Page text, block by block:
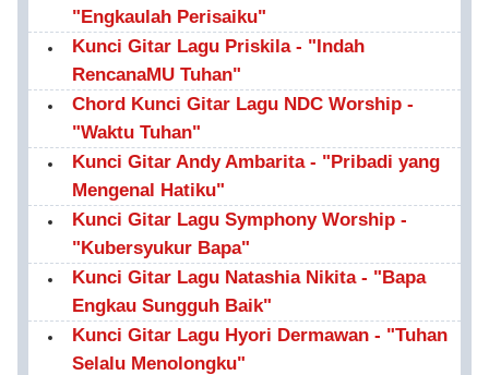
"Engkaulah Perisaiku"
Kunci Gitar Lagu Priskila - "Indah
RencanaMU Tuhan"
Chord Kunci Gitar Lagu NDC Worship -
"Waktu Tuhan"
Kunci Gitar Andy Ambarita - "Pribadi yang
Mengenal Hatiku"
Kunci Gitar Lagu Symphony Worship -
"Kubersyukur Bapa"
Kunci Gitar Lagu Natashia Nikita - "Bapa
Engkau Sungguh Baik"
Kunci Gitar Lagu Hyori Dermawan - "Tuhan
Selalu Menolongku"